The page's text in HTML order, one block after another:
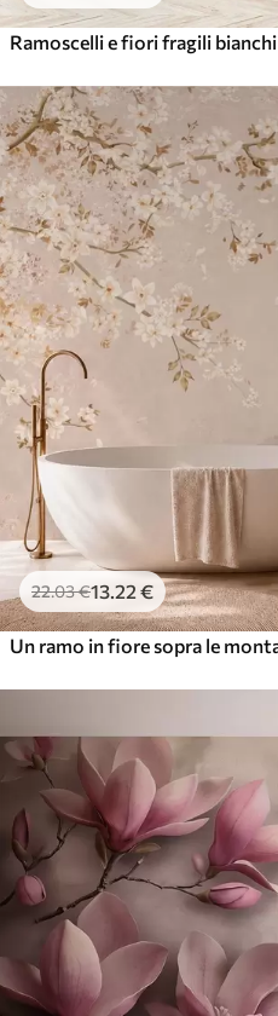
Ramoscelli e fiori fragili bianchi
22.03€13 .22 €